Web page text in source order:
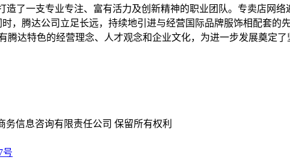
造了一支专业专注、富有活力及创新精神的职业团队。专卖店网
，腾达公司立足长远，持续地引进与经营国际品牌服饰相配套
腾达特色的经营理念、人才观念和企业文化，为进一步发展奠定了
务信息咨询有限责任公司 保留所有权利
号